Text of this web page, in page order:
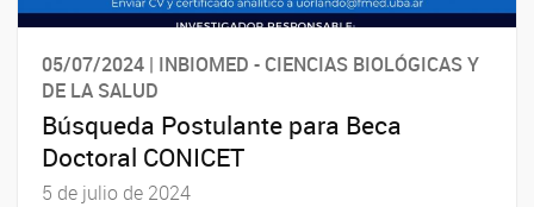
05/07/2024 | INBIOMED - CIENCIAS BIOLÓGICAS Y
DE LA SALUD
Búsqueda Postulante para Beca
Doctoral CONICET
5 de julio de 2024